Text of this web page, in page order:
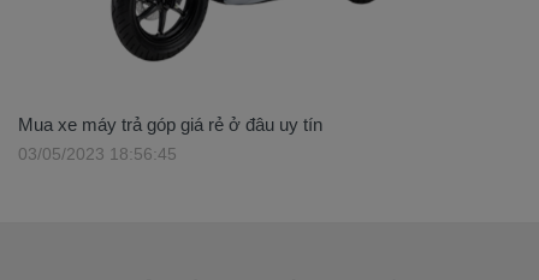
Mua xe máy trả góp giá rẻ ở đâu uy tín
03/05/2023 18:56:45